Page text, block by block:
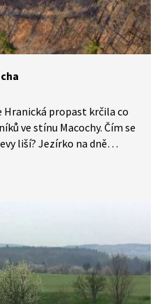
propast krčila co
ve stínu Macochy. Čím se
liší? Jezírko na dně
přítomnost agresivní
nejhlubší propast
propasti – odspoda